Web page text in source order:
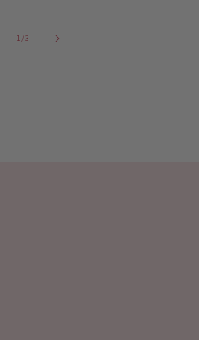
1 /von
3